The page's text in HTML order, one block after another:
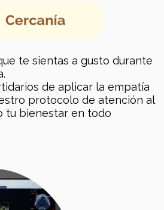
te sientas a gusto durante
de aplicar la empatía
protocolo de atención al
tu bienestar en todo